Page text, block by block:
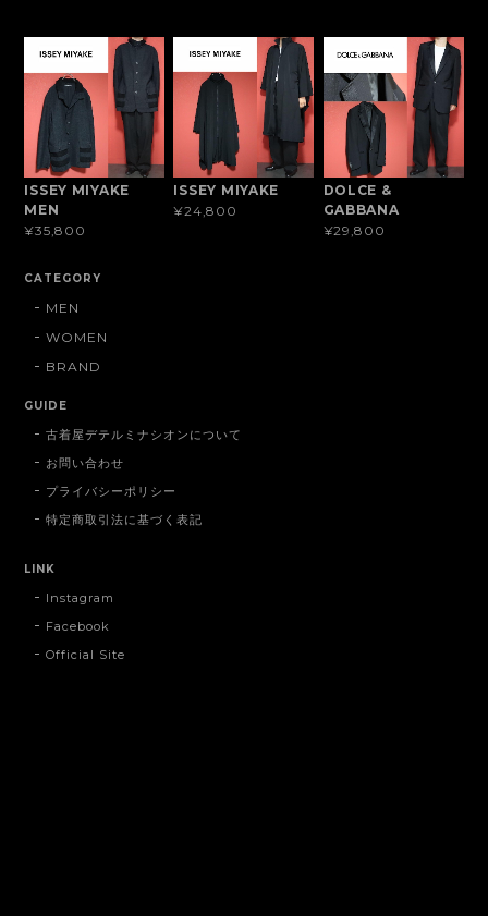
ISSEY MIYAKE
MEN
¥35,800
ISSEY MIYAKE
¥24,800
DOLCE &
GABBANA
¥29,800
CATEGORY
MEN
WOMEN
BRAND
GUIDE
古着屋デテルミナシオンについて
お問い合わせ
プライバシーポリシー
特定商取引法に基づく表記
LINK
Instagram
Facebook
Official Site